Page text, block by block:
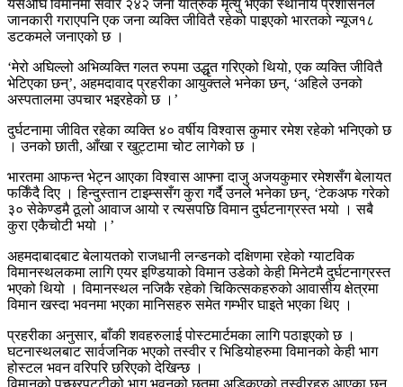
यसअघि विमानमा सवार २४२ जना यात्रुकै मृत्यु भएको स्थानीय प्रशासनले
जानकारी गराएपनि एक जना व्यक्ति जीवितै रहेको पाइएको भारतको न्यूज१८
डटकमले जनाएको छ ।
‘मेरो अघिल्लो अभिव्यक्ति गलत रुपमा उद्धृत गरिएको थियो, एक व्यक्ति जीवितै
भेटिएका छन्’, अहमदावाद प्रहरीका आयुक्तले भनेका छन्, ‘अहिले उनको
अस्पतालमा उपचार भइरहेको छ ।’
दुर्घटनामा जीवित रहेका व्यक्ति ४० वर्षीय विश्वास कुमार रमेश रहेको भनिएको छ
। उनको छाती, आँखा र खुट्टामा चोट लागेको छ ।
भारतमा आफन्त भेट्न आएका विश्वास आफ्ना दाजु अजयकुमार रमेशसँग बेलायत
फर्किँदै दिए । हिन्दुस्तान टाइम्ससँग कुरा गर्दै उनले भनेका छन्, ‘टेकअफ गरेको
३० सेकेण्डमै ठूलो आवाज आयो र त्यसपछि विमान दुर्घटनाग्रस्त भयो । सबै
कुरा एकैचोटी भयो ।’
अहमदाबादबाट बेलायतको राजधानी लन्डनको दक्षिणमा रहेको ग्याटविक
विमानस्थलकमा लागि एयर इण्डियाको विमान उडेको केही मिनेटमै दुर्घटनाग्रस्त
भएको थियो । विमानस्थल नजिकै रहेको चिकित्सकहरुको आवासीय क्षेत्रमा
विमान खस्दा भवनमा भएका मानिसहरु समेत गम्भीर घाइते भएका थिए ।
प्रहरीका अनुसार, बाँकी शवहरुलाई पोस्टमार्टमका लागि पठाइएको छ ।
घटनास्थलबाट सार्वजनिक भएको तस्वीर र भिडियोहरुमा विमानको केही भाग
होस्टल भवन वरिपरि छरिएको देखिन्छ ।
विमानको पुच्छरपट्टीको भाग भवनको छतमा अड्किएको तस्वीरहरु आएका छन्